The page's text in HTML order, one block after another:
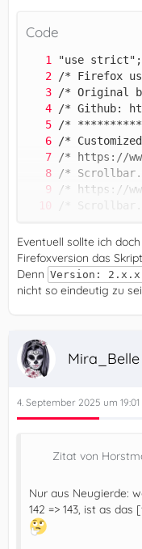
Code
/*
Eventuell sollte ich
Firefoxversion das
Denn Version:
nicht so eindeutig zu
Mira_Belle
4. September 2025 um 19:01
Zitat von
Nur aus Neugierde:
142 => 143, ist as